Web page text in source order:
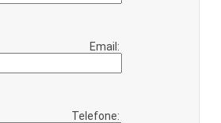
Email:
Telefone: